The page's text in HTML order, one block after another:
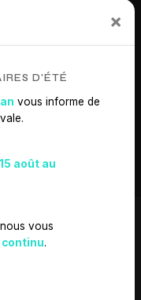
×
D'ÉTÉ
vous informe de
août au
, nous vous
continu.
À